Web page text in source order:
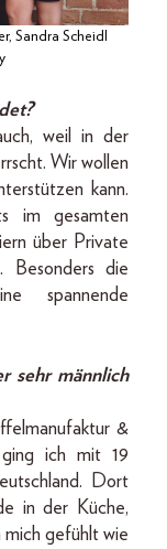
Sandra Scheidl
weil in der
Wir wollen
kann.
im gesamten
über Private
Besonders die
spannende
sehr männlich
&
ging ich mit 19
Dort
in der Küche,
mich gefühlt wie